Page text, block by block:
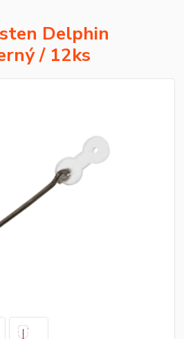
Delphin
/ 12ks